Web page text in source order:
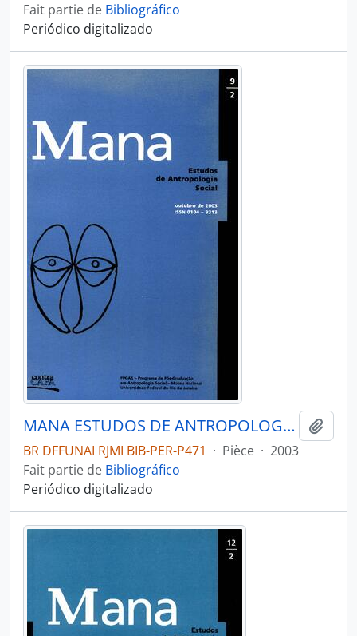
Fait partie de Bibliográfico
Periódico digitalizado
MANA ESTUDOS DE ANTROPOLOGIA SOCIAL - RIO DE JANEIRO UFRJ MUSEU NACIONAL - 2003 - Nº09 - 02
BR DFFUNAI RJMI BIB-PER-P471 · Pièce · 2003
Fait partie de Bibliográfico
Periódico digitalizado